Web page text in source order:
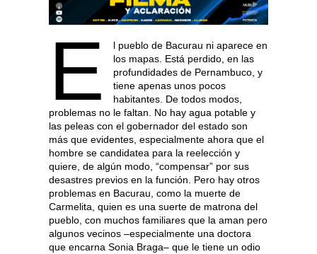
E
l pueblo de Bacurau ni aparece en
los mapas. Está perdido, en las
profundidades de Pernambuco, y
tiene apenas unos pocos
habitantes. De todos modos,
problemas no le faltan. No hay agua potable y
las peleas con el gobernador del estado son
más que evidentes, especialmente ahora que el
hombre se candidatea para la reelección y
quiere, de algún modo, “compensar” por sus
desastres previos en la función. Pero hay otros
problemas en Bacurau, como la muerte de
Carmelita, quien es una suerte de matrona del
pueblo, con muchos familiares que la aman pero
algunos vecinos –especialmente una doctora
que encarna Sonia Braga– que le tiene un odio